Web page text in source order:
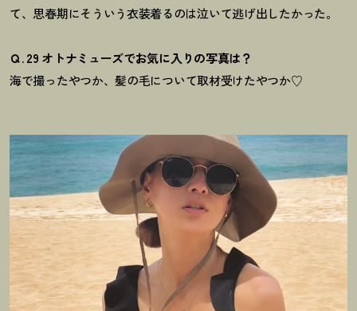
て、思春期にそういう衣装着るのは泣いて逃げ出したかった。
Ｑ. 29 オトナミューズでお気に入りの写真は？
海で撮ったやつか、髪の毛について取材受けたやつか♡